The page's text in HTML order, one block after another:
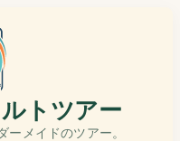
トツアー
ーメイドのツアー。